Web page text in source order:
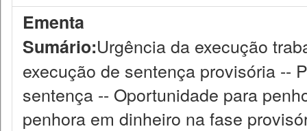
Ementa
Sumário:Urgência da execução
execução de sentença provisória --
sentença -- Oportunidade para
penhora em dinheiro na fase